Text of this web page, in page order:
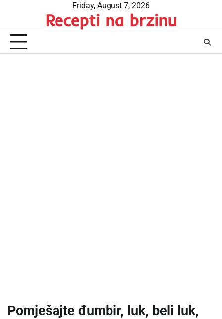
content
Friday, August 7, 2026
Recepti na brzinu
Pomješajte đumbir, luk, beli luk,